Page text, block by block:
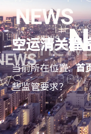
空运清关程
当前所在位置: 首
些监管要求？